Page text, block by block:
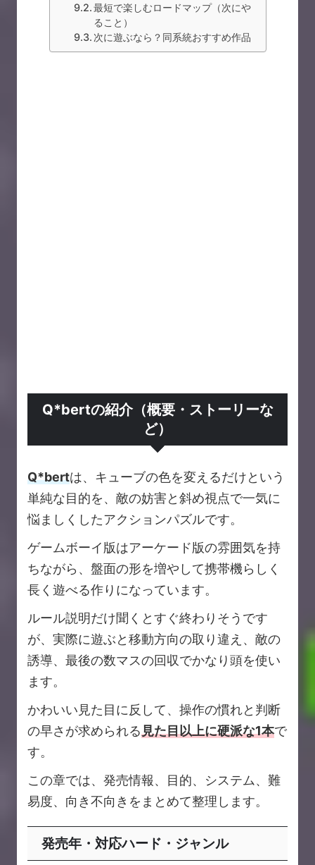
最短で楽しむロードマップ（次にや
ること）
次に遊ぶなら？同系統おすすめ作品
Q*bertの紹介（概要・ストーリーな
ど）
Q*bertは、キューブの色を変えるだけという
単純な目的を、敵の妨害と斜め視点で一気に
悩ましくしたアクションパズルです。
ゲームボーイ版はアーケード版の雰囲気を持
ちながら、盤面の形を増やして携帯機らしく
長く遊べる作りになっています。
ルール説明だけ聞くとすぐ終わりそうです
が、実際に遊ぶと移動方向の取り違え、敵の
誘導、最後の数マスの回収でかなり頭を使い
ます。
かわいい見た目に反して、操作の慣れと判断
の早さが求められる見た目以上に硬派な1本で
す。
この章では、発売情報、目的、システム、難
易度、向き不向きをまとめて整理します。
発売年・対応ハード・ジャンル